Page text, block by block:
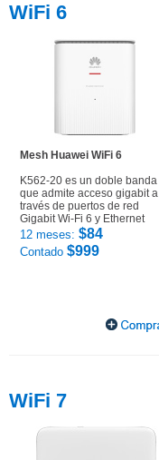
WiFi 6
Mesh Huawei WiFi 6
K562-20 es un doble banda
que admite acceso gigabit a
través de puertos de red
Gigabit Wi-Fi 6 y Ethernet
12 meses: $84
Contado $999
WiFi 7